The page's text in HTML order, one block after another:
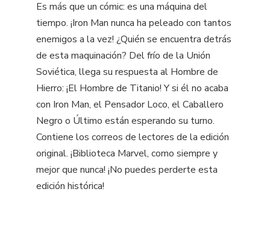
Es más que un cómic: es una máquina del
tiempo. ¡Iron Man nunca ha peleado con tantos
enemigos a la vez! ¿Quién se encuentra detrás
de esta maquinación? Del frío de la Unión
Soviética, llega su respuesta al Hombre de
Hierro: ¡El Hombre de Titanio! Y si él no acaba
con Iron Man, el Pensador Loco, el Caballero
Negro o Último están esperando su turno.
Contiene los correos de lectores de la edición
original. ¡Biblioteca Marvel, como siempre y
mejor que nunca! ¡No puedes perderte esta
edición histórica!